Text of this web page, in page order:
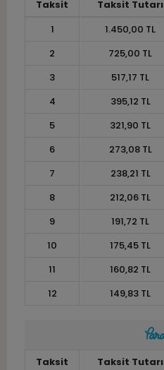
Taksit Taksit Tutarı
1
1.450,00 TL
2
725,00 TL
3
517,17 TL
4
395,12 TL
5
321,90 TL
6
273,08 TL
7
238,21 TL
8
212,06 TL
9
191,72 TL
10
175,45 TL
11
160,82 TL
12
149,83 TL
Taksit Taksit Tutarı